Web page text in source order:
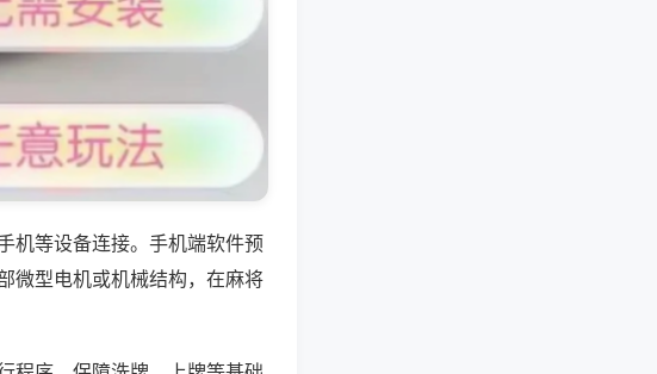
机等设备连接。手机端软件预
微型电机或机械结构，在麻将